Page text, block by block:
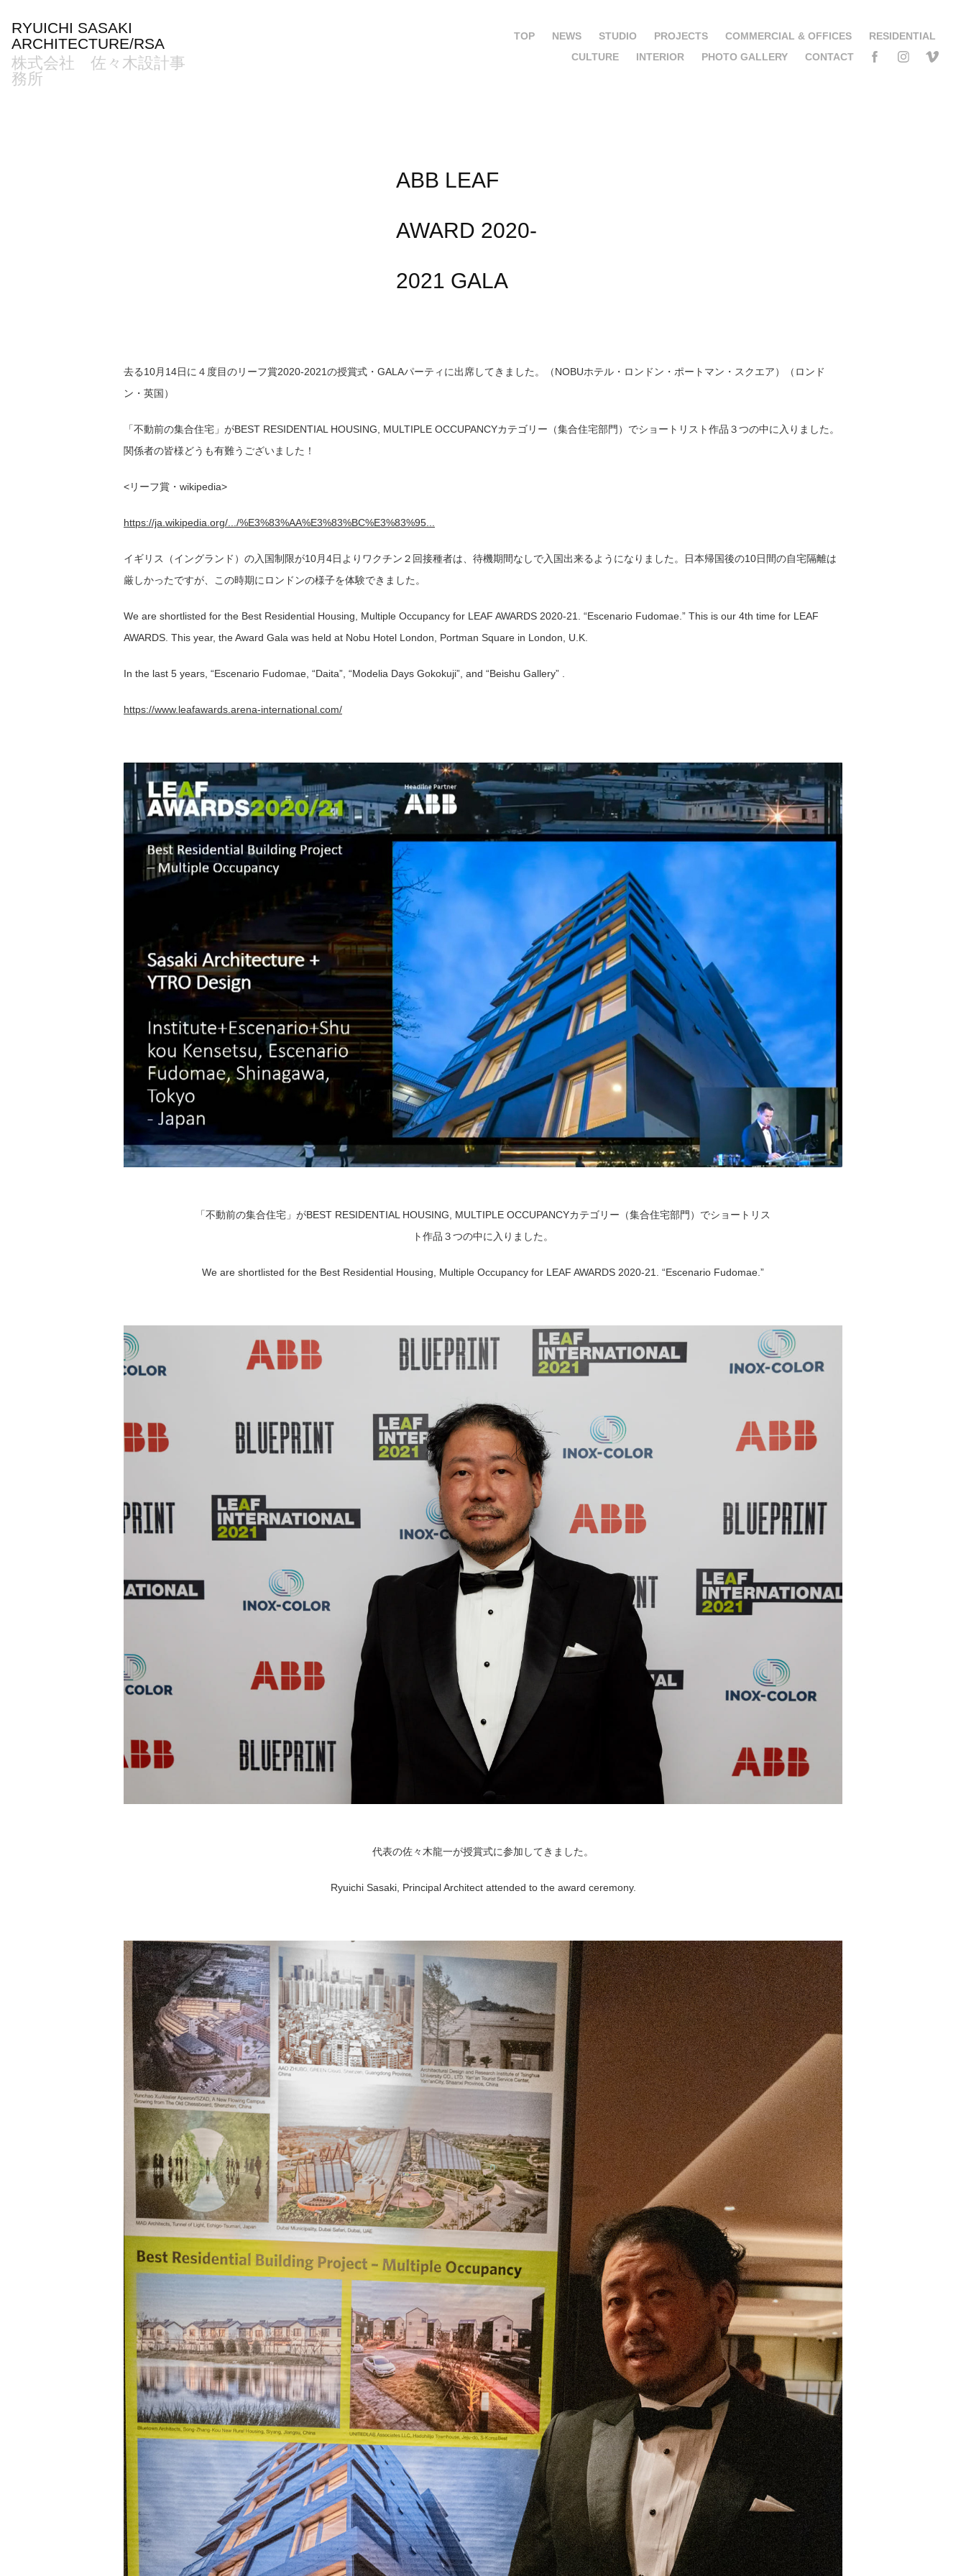
RYUICHI SASAKI
ARCHITECTURE/RSA
株式会社　佐々木設計事
務所
TOP NEWS STUDIO PROJECTS COMMERCIAL & OFFICES
RESIDENTIAL
CULTURE
INTERIOR PHOTO GALLERY CONTACT
ABB LEAF
AWARD 2020-
2021 GALA
去る10月14日に４度目のリーフ賞2020-2021の授賞式・GALAパーティに出席してきました。（NOBUホテル・ロンドン・ポートマン・スクエア）（ロンド
ン・英国）
「不動前の集合住宅」がBEST RESIDENTIAL HOUSING, MULTIPLE OCCUPANCYカテゴリー（集合住宅部門）でショートリスト作品３つの中に入りました。
関係者の皆様どうも有難うございました！
<リーフ賞・wikipedia>
https://ja.wikipedia.org/.../%E3%83%AA%E3%83%BC%E3%83%95...
イギリス（イングランド）の入国制限が10月4日よりワクチン２回接種者は、待機期間なしで入国出来るようになりました。日本帰国後の10日間の自宅隔離は
厳しかったですが、この時期にロンドンの様子を体験できました。
We are shortlisted for the Best Residential Housing, Multiple Occupancy for LEAF AWARDS 2020-21. “Escenario Fudomae.” This is our 4th time for LEAF
AWARDS. This year, the Award Gala was held at Nobu Hotel London, Portman Square in London, U.K.
In the last 5 years, “Escenario Fudomae, “Daita”, “Modelia Days Gokokuji”, and “Beishu Gallery” .
https://www.leafawards.arena-international.com/
「不動前の集合住宅」がBEST RESIDENTIAL HOUSING, MULTIPLE OCCUPANCYカテゴリー（集合住宅部門）でショートリス
ト作品３つの中に入りました。
We are shortlisted for the Best Residential Housing, Multiple Occupancy for LEAF AWARDS 2020-21. “Escenario Fudomae.”
代表の佐々木龍一が授賞式に参加してきました。
Ryuichi Sasaki, Principal Architect attended to the award ceremony.